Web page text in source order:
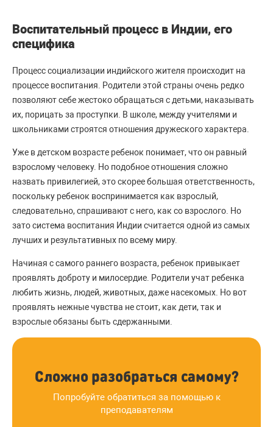
Воспитательный процесс в Индии, его
специфика
Процесс социализации индийского жителя происходит на
процессе воспитания. Родители этой страны очень редко
позволяют себе жестоко обращаться с детьми, наказывать
их, порицать за проступки. В школе, между учителями и
школьниками строятся отношения дружеского характера.
Уже в детском возрасте ребенок понимает, что он равный
взрослому человеку. Но подобное отношения сложно
назвать привилегией, это скорее большая ответственность,
поскольку ребенок воспринимается как взрослый,
следовательно, спрашивают с него, как со взрослого. Но
зато система воспитания Индии считается одной из самых
лучших и результативных по всему миру.
Начиная с самого раннего возраста, ребенок привыкает
проявлять доброту и милосердие. Родители учат ребенка
любить жизнь, людей, животных, даже насекомых. Но вот
проявлять нежные чувства не стоит, как дети, так и
взрослые обязаны быть сдержанными.
Сложно разобраться самому?
Попробуйте обратиться за помощью к
преподавателям